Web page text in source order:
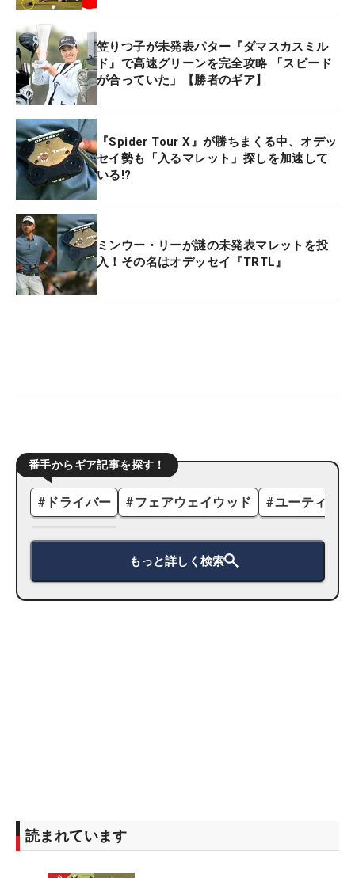
笠りつ子が未発表パター『ダマスカスミル
ド』で高速グリーンを完全攻略 「スピード
が合っていた」【勝者のギア】
『Spider Tour X』が勝ちまくる中、オデッ
セイ勢も「入るマレット」探しを加速して
いる!?
ミンウー・リーが謎の未発表マレットを投
入！その名はオデッセイ『TRTL』
番手からギア記事を探す！
# ドライバー #フェアウェイウッド #ユーティリ
もっと詳しく検索
読まれています